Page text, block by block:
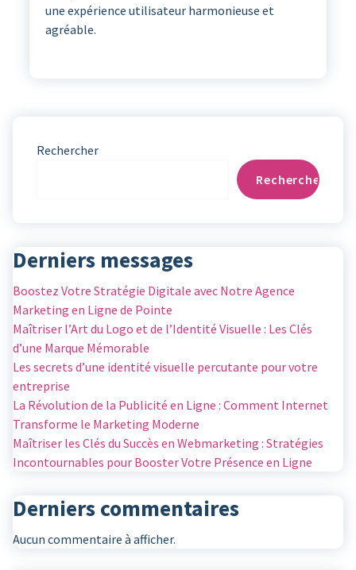
une expérience utilisateur harmonieuse et
agréable.
Rechercher
Rechercher
Derniers messages
Boostez Votre Stratégie Digitale avec Notre Agence
Marketing en Ligne de Pointe
Maîtriser l’Art du Logo et de l’Identité Visuelle : Les Clés
d’une Marque Mémorable
Les secrets d’une identité visuelle percutante pour votre
entreprise
La Révolution de la Publicité en Ligne : Comment Internet
Transforme le Marketing Moderne
Maîtriser les Clés du Succès en Webmarketing : Stratégies
Incontournables pour Booster Votre Présence en Ligne
Derniers commentaires
Aucun commentaire à afficher.